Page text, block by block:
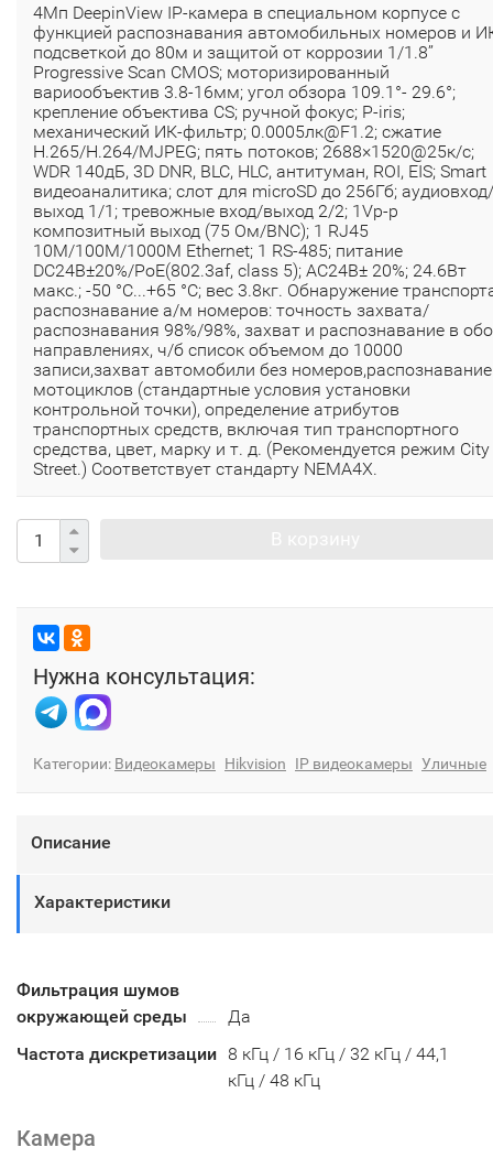
4Мп DeepinView IP-камера в специальном корпусе с
функцией распознавания автомобильных номеров и
подсветкой до 80м и защитой от коррозии 1/1.8’’
Progressive Scan CMOS; моторизированный
вариообъектив 3.8-16мм; угол обзора 109.1°- 29.6°;
крепление объектива CS; ручной фокус; P-iris;
механический ИК-фильтр; 0.0005лк@F1.2; сжатие
H.265/H.264/MJPEG; пять потоков; 2688×1520@25к/с;
WDR 140дБ, 3D DNR, BLC, HLC, антитуман, ROI, EIS; Smart
видеоаналитика; слот для microSD до 256Гб; аудиовход/
выход 1/1; тревожные вход/выход 2/2; 1Vp-p
композитный выход (75 Ом/BNC); 1 RJ45
10M/100M/1000M Ethernet; 1 RS-485; питание
DC24В±20%/PoE(802.3af, class 5); AC24В± 20%; 24.6Вт
макс.; -50 °C...+65 °C; вес 3.8кг. Обнаружение
распознавание а/м номеров: точность захвата/
распознавания 98%/98%, захват и распознавание в
направлениях, ч/б список объемом до 10000
записи,захват автомобили без номеров,распознавание
мотоциклов (стандартные условия установки
контрольной точки), определение атрибутов
транспортных средств, включая тип транспортного
средства, цвет, марку и т. д. (Рекомендуется режим City
Street.) Соответствует стандарту NEMA4X.
Нужна консультация:
Категории: Видеокамеры Hikvision IP видеокамеры Уличные
Описание
Характеристики
Фильтрация шумов
окружающей среды
Да
Частота дискретизации 8 кГц / 16 кГц / 32 кГц / 44,1
кГц / 48 кГц
Камера